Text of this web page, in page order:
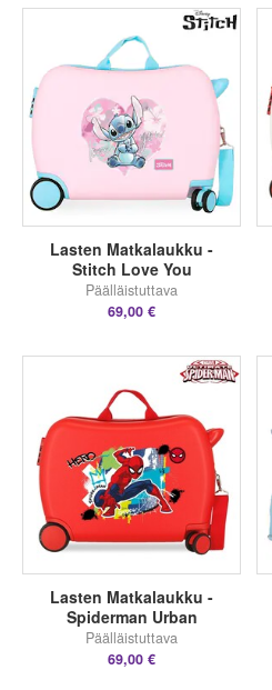
Lasten Matkalaukku -
Stitch Love You
Päälläistuttava
69,00 €
Lasten Matkalaukku -
Spiderman Urban
Päälläistuttava
69,00 €